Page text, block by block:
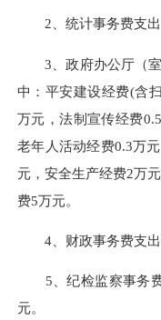
2、统计事务费支出
3、政府办公厅（室
中：平安建设经费(含
万元，法制宣传经费
老年人活动经费0.3万
元，安全生产经费2万
费5万元。
4、财政事务费支出
5、纪检监察事务费
元。